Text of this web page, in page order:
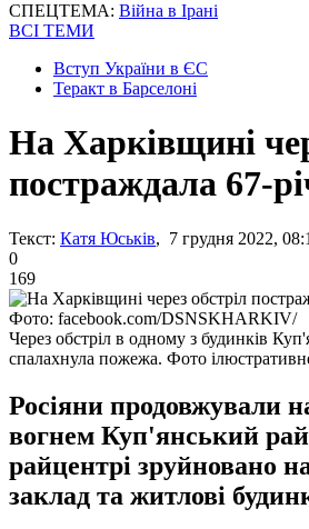
СПЕЦТЕМА: Війна в Ірані
ВСІ ТЕМИ
Вступ України в ЄС
Теракт в Барселоні
На Харківщині
постраждала 67-
Текст: Катя Юськів, 7 грудня 2022,
0
169
Фото: facebook.com/DSNSKHARKIV/
Через обстріл в одному з будинків
спалахнула пожежа. Фото
Росіяни продовжували
вогнем Куп'янський
райцентрі зруйновано
заклад та житлові